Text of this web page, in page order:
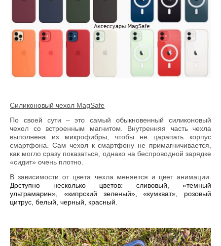
Силиконовый чехол MagSafe
По своей сути – это самый обыкновенный силиконовый
чехол со встроенным магнитом. Внутренняя часть чехла
выполнена из микрофибры, чтобы не царапать корпус
смартфона. Сам чехол к смартфону не примагничивается,
как могло сразу показаться, однако на беспроводной зарядке
«сидит» очень плотно.
В зависимости от цвета чехла меняется и цвет анимации.
Доступно несколько цветов: сливовый, «темный
ультрамарин», «кипрский зеленый», «кумкват», розовый
цитрус, белый, черный, красный.